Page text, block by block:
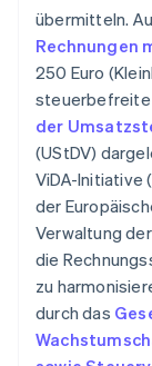
übermitteln.
Rechnungen
250 Euro
steuerbefreite
der
(UStDV)
ViDA-Initiative (
der
Verwaltung
die
zu
durch das